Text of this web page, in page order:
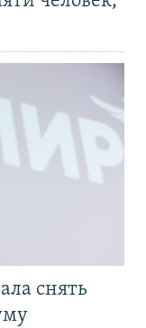
снять